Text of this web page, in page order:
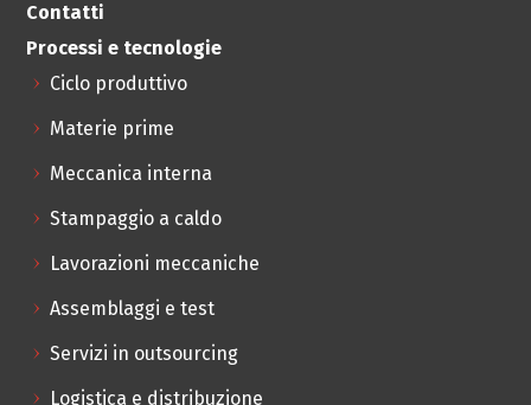
Contatti
Processi e tecnologie
Ciclo produttivo
Materie prime
Meccanica interna
Stampaggio a caldo
Lavorazioni meccaniche
Assemblaggi e test
Servizi in outsourcing
Logistica e distribuzione